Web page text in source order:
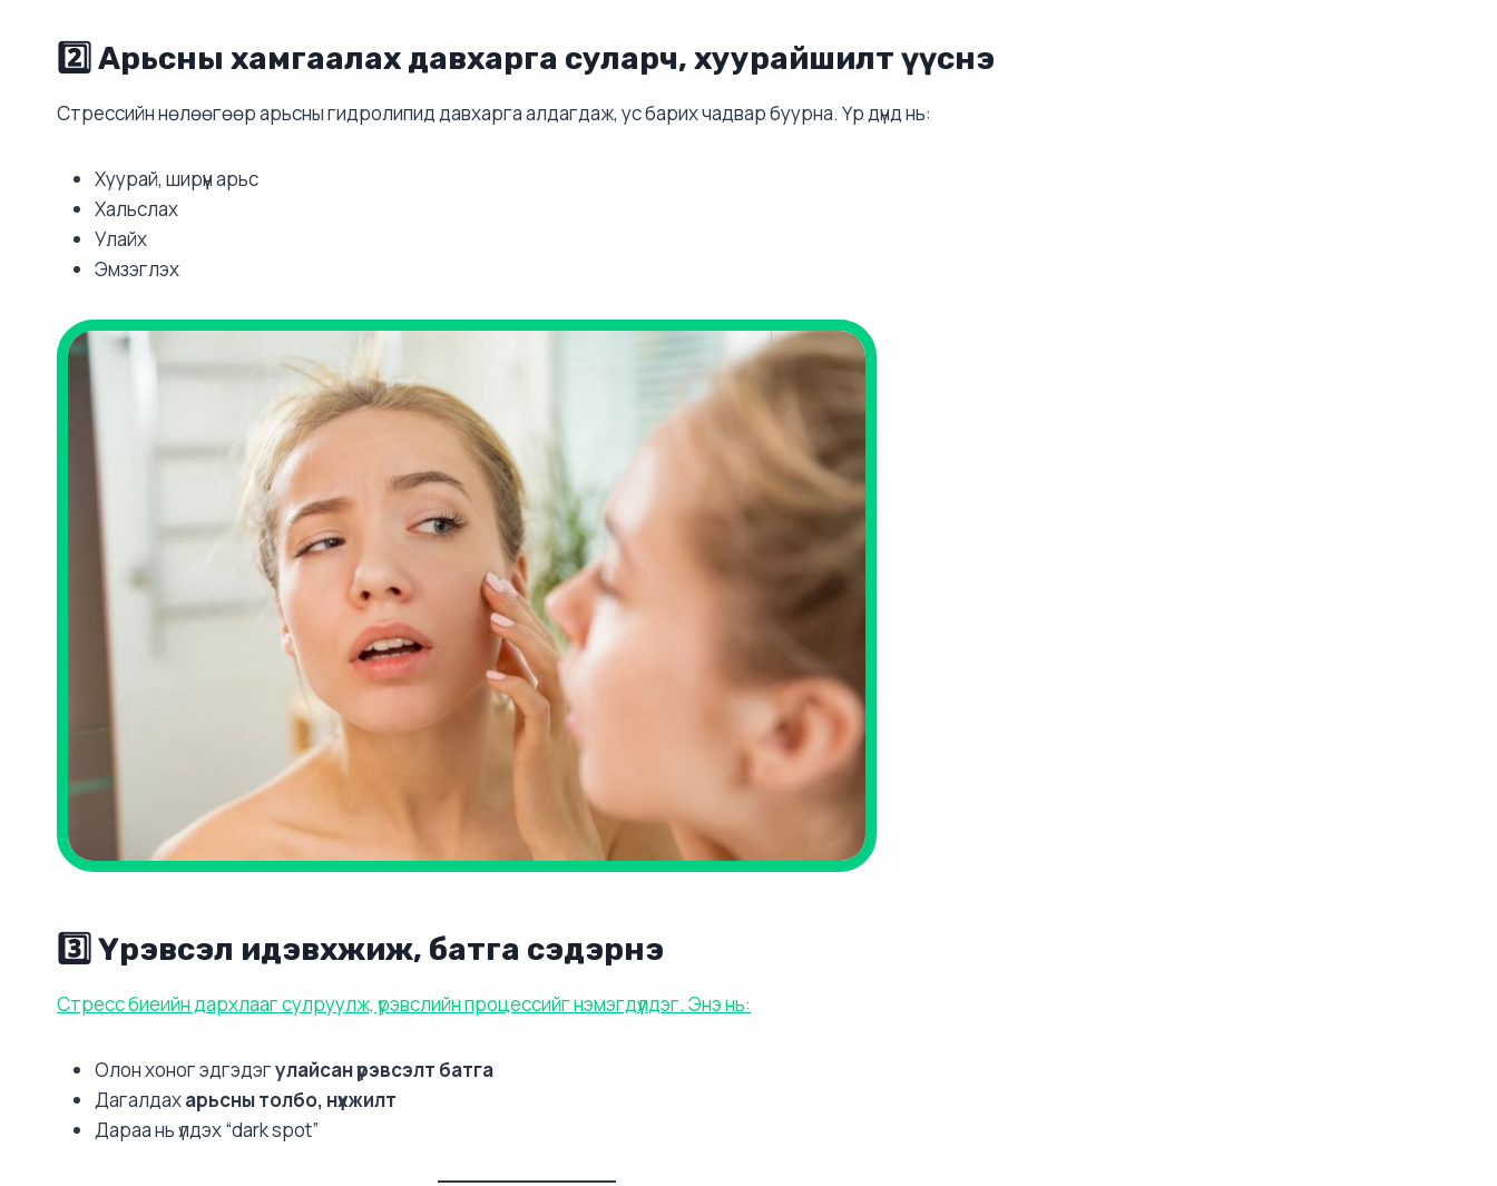
2️⃣ Арьсны хамгаалах давхарга суларч, хуурайшилт үүснэ
Стрессийн нөлөөгөөр арьсны гидролипид давхарга алдагдаж, ус барих чадвар буурна. Үр дүнд нь:
Хуурай, ширүүн арьс
Хальслах
Улайх
Эмзэглэх
3️⃣ Үрэвсэл идэвхжиж, батга сэдэрнэ
Стресс биеийн дархлааг сулруулж, үрэвслийн процессийг нэмэгдүүлдэг. Энэ нь:
Олон хоног эдгэдэгулайсан үрэвсэлт батга
Дагалдахарьсны толбо, нүхжилт
Дараа нь үлдэх “dark spot”